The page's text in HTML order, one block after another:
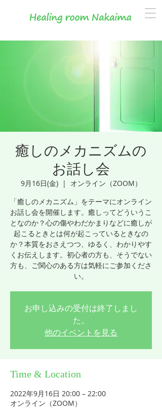
癒しのメカニズムの
お話し会
9月16日(金)
  |
オンライン（ZOOM）
「癒しのメカニズム」をテーマにオンライン
お話し会を開催します。癒しってどういうこ
となのか？心の傷やわだかまりなどに癒しが
起こるときとは何が起こっているときなの
か？本質をおさえつつ、ゆるく、わかりやす
くお伝えします。初心者の方も、そうでない
方も、ご関心のある方は気軽にご参加くださ
い。
お申し込みの受付は終了しまし
た。
他のイベントを見る
Time & Location
2022年9月16日 20:00 – 22:00
オンライン（ZOOM）